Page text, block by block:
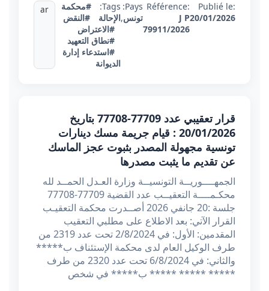
Publié le:
20/01/2026
Référence:
J P
79911/2026
Pays:
تونس,
Tags:
#محكمة
الإحالة
#النقض
#الاعتراض
#نطاق التعهيد
#استدعاء إدارة
الديوانة
ar
قرار تعقيبي عدد 77709-77708 بتاريخ
20/01/2026 : قيام جريمة مسك دينارات
تونسية مجهولة المصدر بثبوت عجز الماسك
عن تقديم ما يثبت مصدرها
الجمهــــوريــة التونسيــة وزارة العـدل الحمــد لله
محكـمــــة التعقيــب عدد القضية 77709-77708
جلسة :20 جانفي 2026 أصــدرت محكمة التعقيـب
القرار الآتي: بعد الاطلاع على مطلبي التعقيب
المقدمين: الأول: في 2/8/2024 تحت عدد 2319 من
طرف الوكيل العام لدى محكمة الإستئناف ب*****
والثاني: في 6/8/2024 تحت عدد 2320 من طرف
***** ***** ***** ب***** في شخص